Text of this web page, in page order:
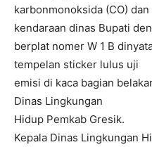
karbonmonoksida (CO)
kendaraan dinas Bupati
berplat nomer W 1 B
tempelan sticker lulus uji
emisi di kaca bagian
Dinas Lingkungan
Hidup Pemkab Gresik.
Kepala Dinas Lingkungan